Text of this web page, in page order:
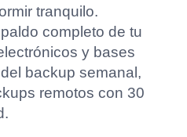
tranquilo.
completo de tu
y bases
backup semanal,
remotos con 30